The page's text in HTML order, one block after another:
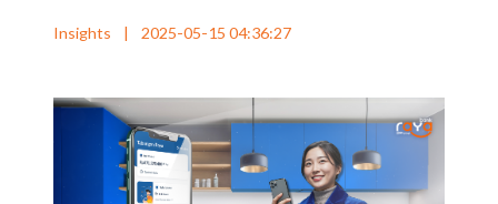
Insights | 2025-05-15 04:36:27